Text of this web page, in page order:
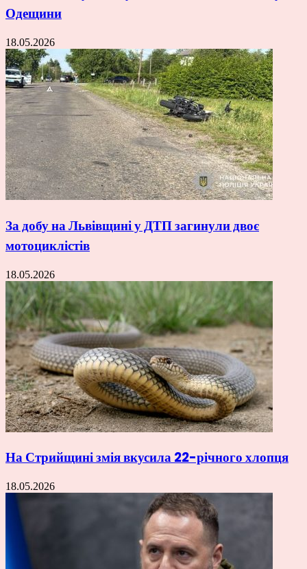
Одещини
18.05.2026
За добу на Львівщині у ДТП загинули двоє
мотоциклістів
18.05.2026
На Стрийщині змія вкусила 22-річного хлопця
18.05.2026